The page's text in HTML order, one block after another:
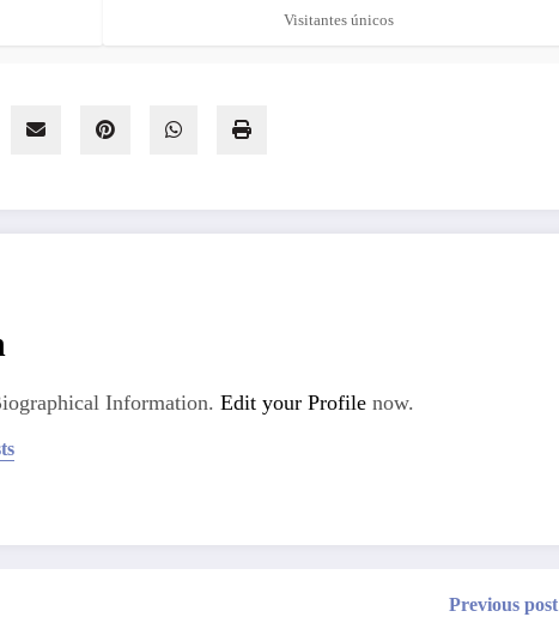
Visitantes únicos
Information. Edit your Profile now.
Previous post